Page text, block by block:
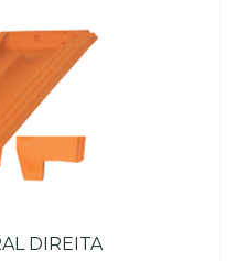
DIREITA